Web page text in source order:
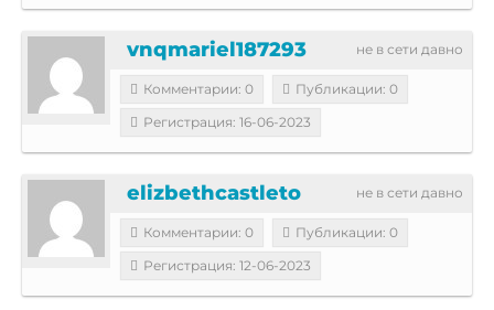
не в сети давно
vnqmariel187293
Комментарии: 0
Публикации: 0
Регистрация: 16-06-2023
не в сети давно
elizbethcastleto
Комментарии: 0
Публикации: 0
Регистрация: 12-06-2023